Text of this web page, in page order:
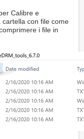
Calibre e
con file come
i file in